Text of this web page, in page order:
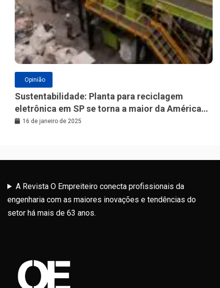
Opinião
Sustentabilidade: Planta para reciclagem
eletrônica em SP se torna a maior da América
Latina
16 de janeiro de 2025
A Revista O Empreiteiro conecta profissionais da
engenharia com as maiores inovações e tendências do
setor há mais de 63 anos.